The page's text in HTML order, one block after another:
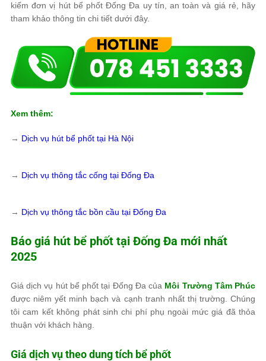
kiếm đơn vị hút bể phốt Đống Đa uy tín, an toàn và giá rẻ, hãy
tham khảo thông tin chi tiết dưới đây.
Xem thêm:
→ Dịch vụ hút bể phốt tại Hà Nội
→ Dịch vụ thông tắc cống tại Đống Đa
→ Dịch vụ thông tắc bồn cầu tại Đống Đa
Báo giá hút bể phốt tại Đống Đa mới nhất
2025
Giá dịch vụ hút bể phốt tại Đống Đa của Môi Trường Tâm Phúc
được niêm yết minh bạch và cạnh tranh nhất thị trường. Chúng
tôi cam kết không phát sinh chi phí phụ ngoài mức giá đã thỏa
thuận với khách hàng.
Giá dịch vụ theo dung tích bể phốt